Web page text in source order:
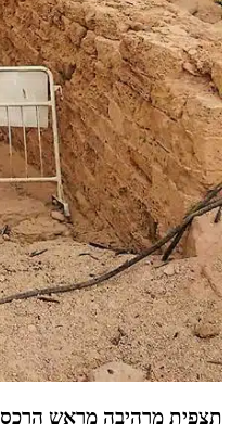
תצפית מרהיבה מראש הרכס